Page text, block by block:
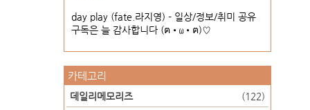
day play (fate.라지영) - 일상/정보/취미 공유
구독은 늘 감사합니다 (ฅ•ω•ฅ)♡
카테고리
데일리메모리즈 (122)